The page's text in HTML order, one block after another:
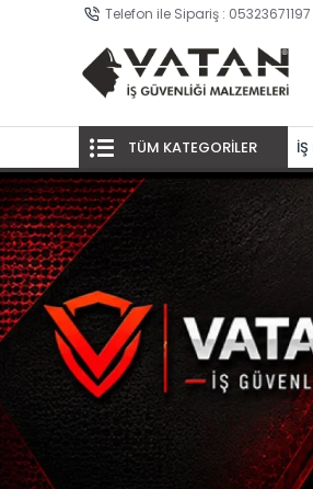
Telefon ile Sipariş : 05323671197
TÜM KATEGORİLER İŞ